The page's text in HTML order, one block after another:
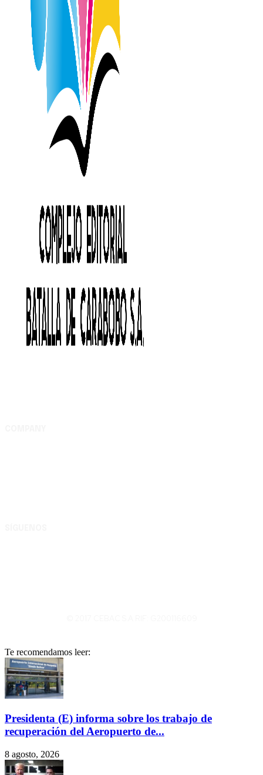
Te recomendamos leer:
Presidenta (E) informa sobre los trabajo de
recuperación del Aeropuerto de...
8 agosto, 2026